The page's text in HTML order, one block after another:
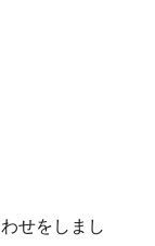
せをしまし